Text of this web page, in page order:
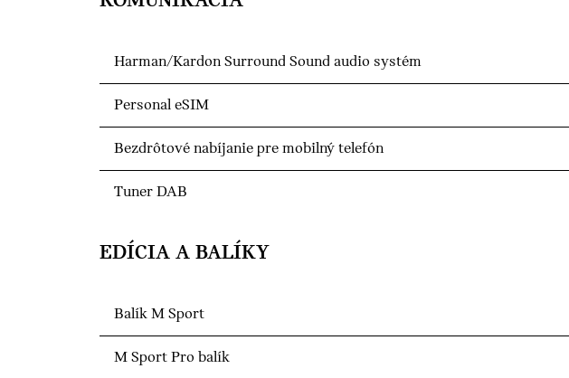
Harman/Kardon Surround Sound audio systém
Personal eSIM
Bezdrôtové nabíjanie pre mobilný telefón
Tuner DAB
EDÍCIA A BALÍKY
Balík M Sport
M Sport Pro balík